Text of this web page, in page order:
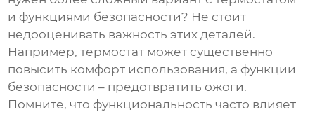
и функциями безопасности? Не стоит
недооценивать важность этих деталей.
Например, термостат может существенно
повысить комфорт использования, а функции
безопасности – предотвратить ожоги.
Помните, что функциональность часто влияет